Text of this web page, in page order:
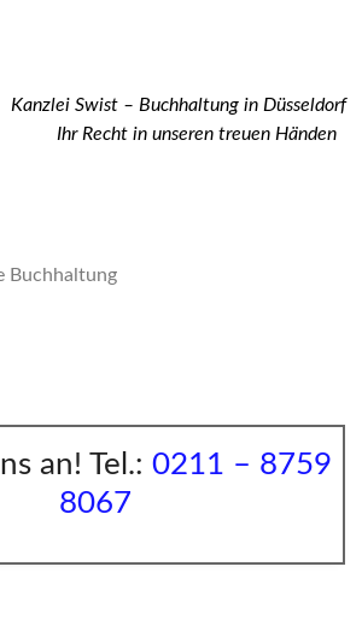
Kanzlei Swist – Buchhaltung in Düsseldorf
Ihr Recht in unseren treuen Händen
an! Tel.: 0211 – 8759
8067